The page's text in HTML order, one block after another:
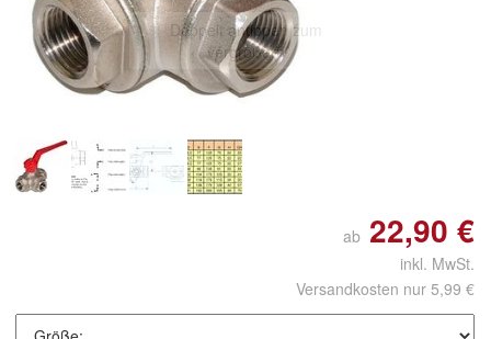
Doppelt antippen zum
vergrößern
ab 22,90 €
inkl. MwSt.
Versandkosten nur 5,99 €